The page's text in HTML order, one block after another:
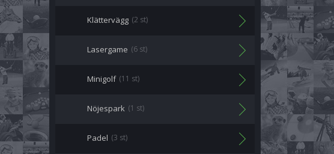
Klättervägg (2 st)
Lasergame (6 st)
Minigolf (11 st)
Nöjespark (1 st)
Padel (3 st)